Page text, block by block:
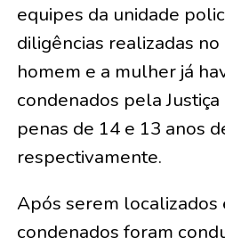
equipes da unidade
diligências realizadas no
homem e a mulher já
condenados pela
penas de 14 e 13 anos
respectivamente.
Após serem localizados
condenados foram